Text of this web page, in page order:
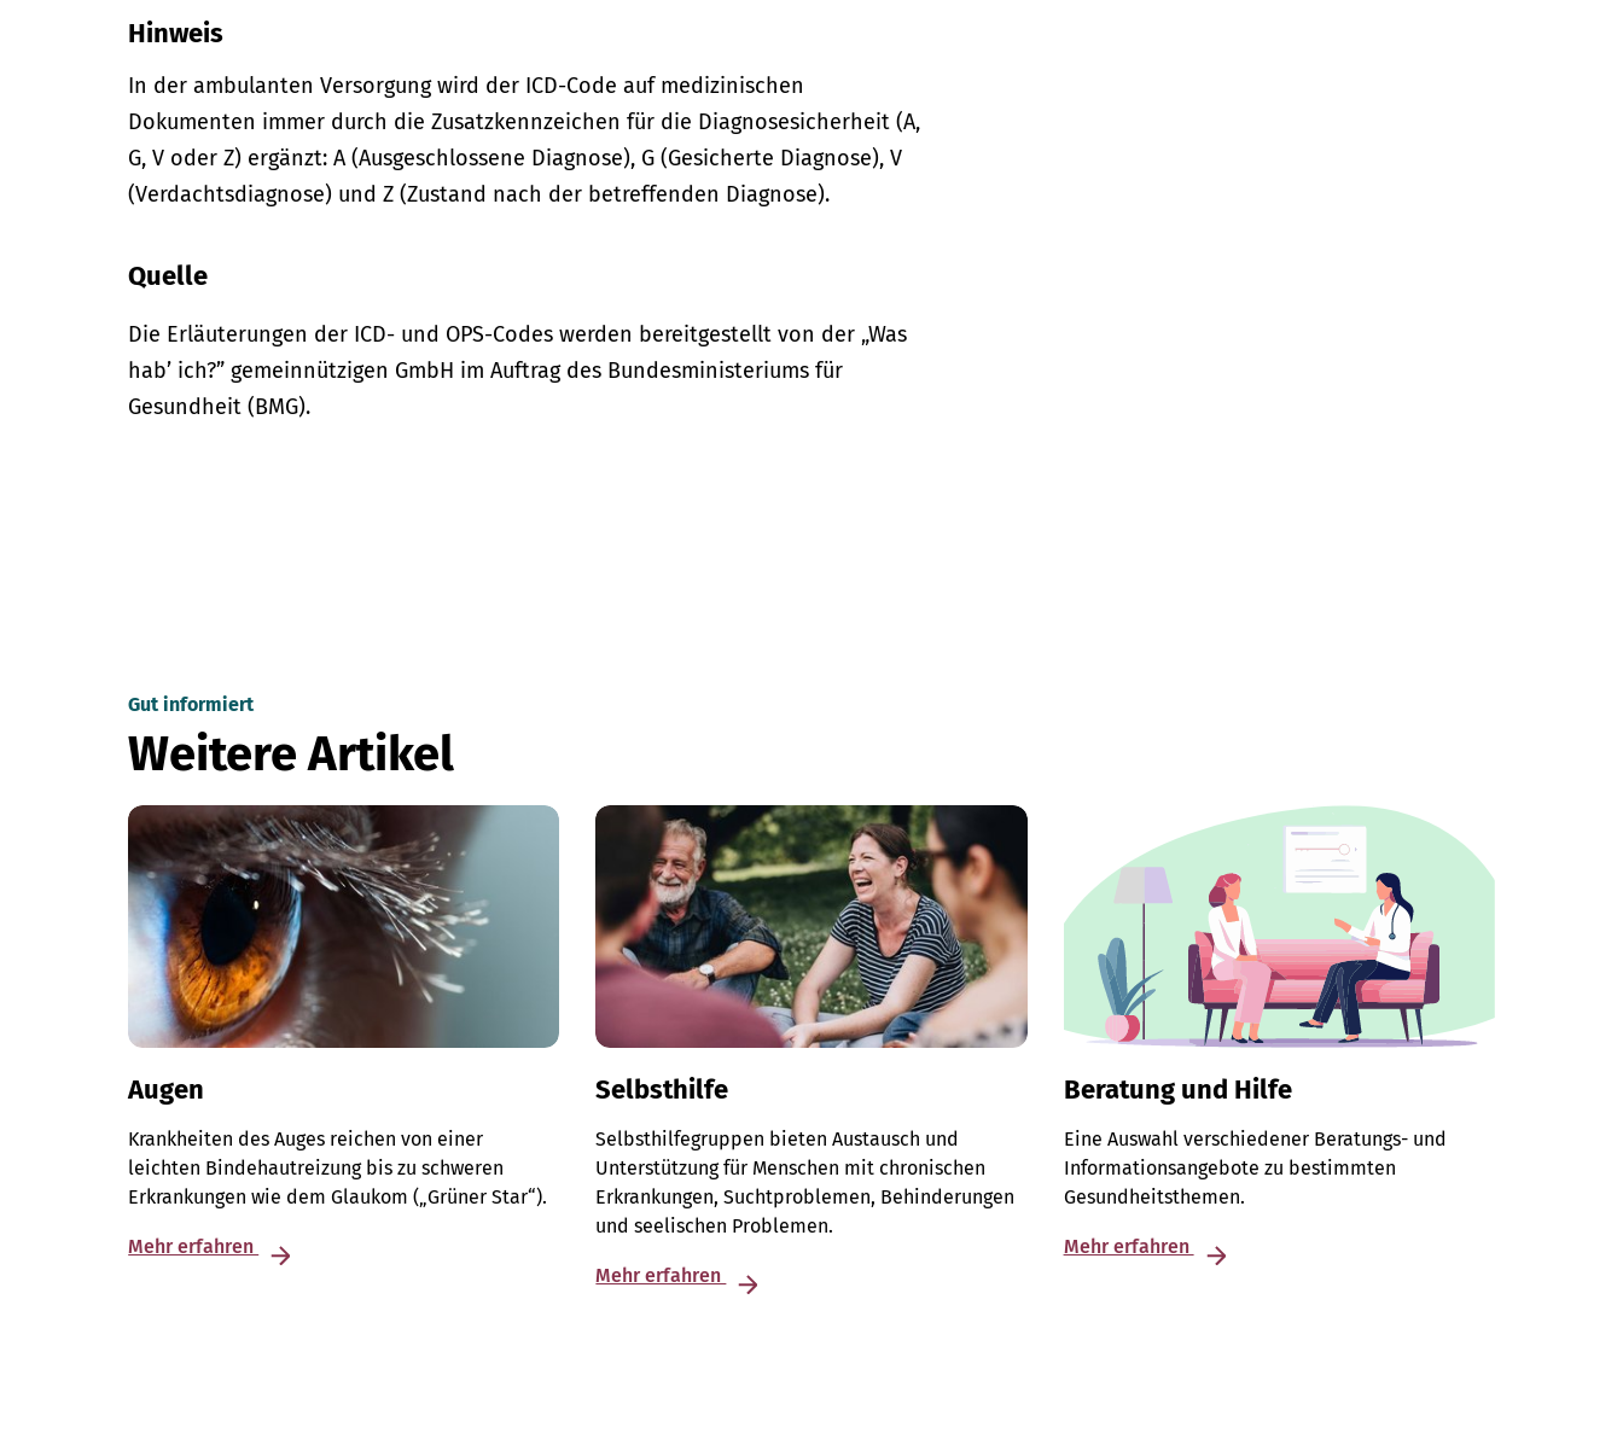
Hinweis
In derambulanten Versorgung wird der ICD-Code auf medizinischen
Dokumenten immer durch die Zusatzkennzeichen für die Diagnosesicherheit (A,
G, V oder Z) ergänzt: A (Ausgeschlossene Diagnose), G (Gesicherte Diagnose), V
(Verdachtsdiagnose) und Z (Zustand nach der betreffenden Diagnose).
Quelle
Die Erläuterungen der ICD- und OPS-Codes werden bereitgestellt von der „Was
hab’ ich?” gemeinnützigen GmbH im Auftrag des Bundesministeriums für
Gesundheit (BMG).
Gut informiert
Weitere Artikel
Augen
Krankheiten des Auges reichen von einer
leichten Bindehautreizung bis zu schweren
Erkrankungen wie dem Glaukom („Grüner Star“).
Mehr erfahren
Selbsthilfe
Selbsthilfegruppen bieten Austausch und
Unterstützung für Menschen mit chronischen
Erkrankungen, Suchtproblemen, Behinderungen
und seelischen Problemen.
Mehr erfahren
Beratung und Hilfe
Eine Auswahl verschiedener Beratungs- und
Informationsangebote zu bestimmten
Gesundheitsthemen.
Mehr erfahren